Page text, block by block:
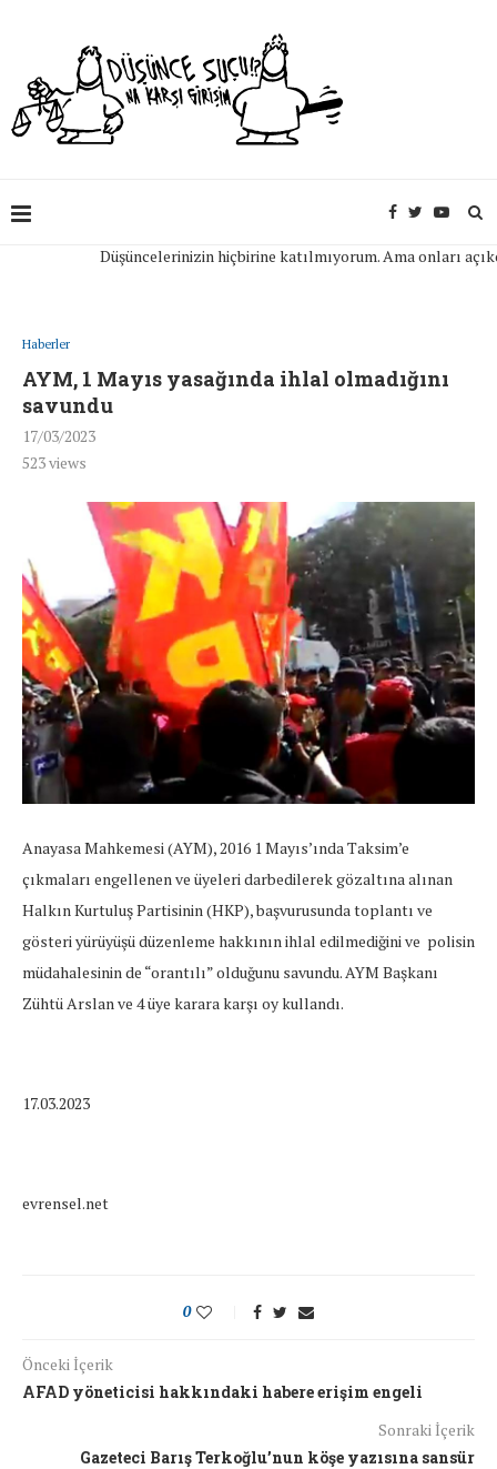
Düşüncelerinizin hiçbirine katılmıyorum. Ama onları açıkça
Haberler
AYM, 1 Mayıs yasağında ihlal olmadığını
savundu
17/03/2023
523views
Anayasa Mahkemesi (AYM), 2016 1 Mayıs’ında Taksim’e
çıkmaları engellenen ve üyeleri darbedilerek gözaltına alınan
Halkın Kurtuluş Partisinin (HKP), başvurusunda toplantı ve
gösteri yürüyüşü düzenleme hakkının ihlal edilmediğini ve polisin
müdahalesinin de “orantılı” olduğunu savundu. AYM Başkanı
Zühtü Arslan ve 4 üye karara karşı oy kullandı.
17.03.2023
evrensel.net
0
Önceki İçerik
AFAD yöneticisi hakkındaki habere erişim engeli
Sonraki İçerik
Gazeteci Barış Terkoğlu’nun köşe yazısına sansür